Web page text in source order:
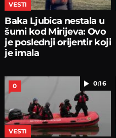
VESTI
Baka Ljubica nestala u
šumi kod Mirijeva: Ovo
je poslednji orijentir koji
je imala
0:16
0
VESTI